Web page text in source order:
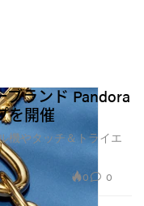
ブランド Pandora
を開催
機やタッチ＆トライエ
0 0